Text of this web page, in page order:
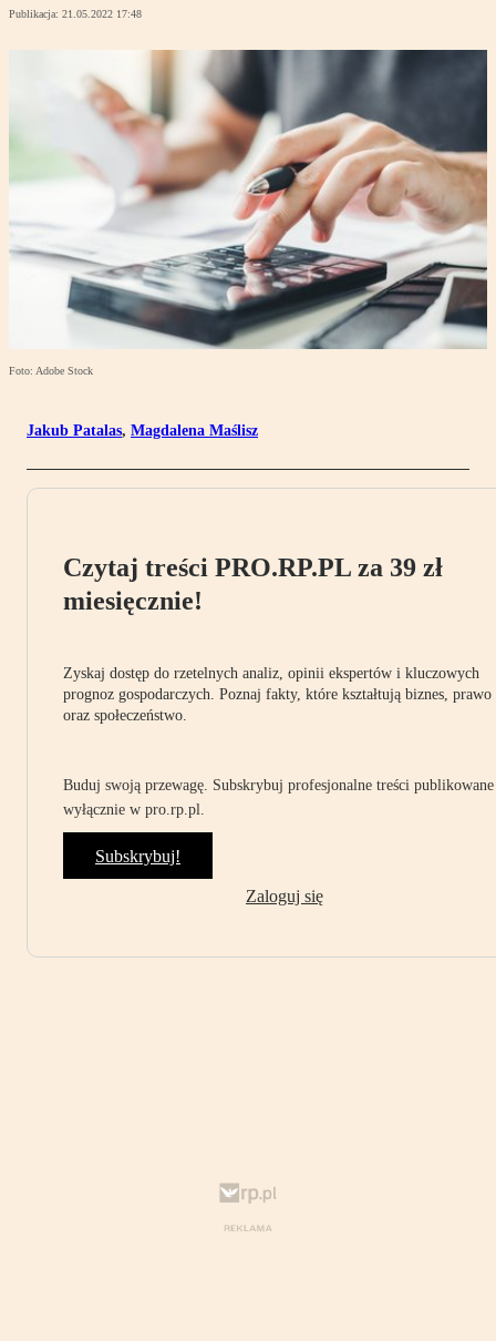
Publikacja: 21.05.2022 17:48
Foto: Adobe Stock
Jakub Patalas, Magdalena Maślisz
Czytaj treści PRO.RP.PL za 39 zł
miesięcznie!
Zyskaj dostęp do rzetelnych analiz, opinii ekspertów i kluczowych
prognoz gospodarczych. Poznaj fakty, które kształtują biznes, prawo
oraz społeczeństwo.
Buduj swoją przewagę. Subskrybuj profesjonalne treści publikowane
wyłącznie w pro.rp.pl.
Subskrybuj!
Zaloguj się